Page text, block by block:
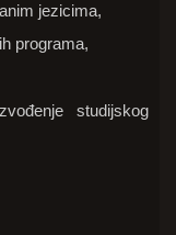
jezicima,
programa,
studijskog